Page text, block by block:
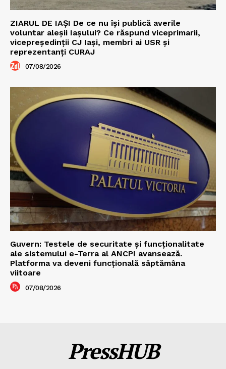
ZIARUL DE IAȘI De ce nu își publică averile
voluntar aleșii Iașului? Ce răspund viceprimarii,
vicepreședinții CJ Iași, membri ai USR și
reprezentanți CURAJ
07/08/2026
Guvern: Testele de securitate și funcționalitate
ale sistemului e-Terra al ANCPI avansează.
Platforma va deveni funcțională săptămâna
viitoare
07/08/2026
PressHUB